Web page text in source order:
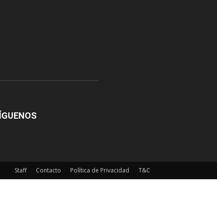
Staff Contacto Política de Privacidad T&C